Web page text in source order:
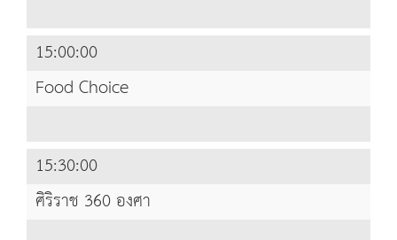
15:00:00
Food Choice
15:30:00
ศิริราช 360 องศา